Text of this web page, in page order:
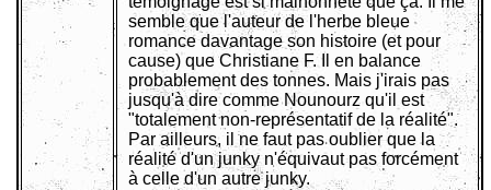
semble que l'auteur de l'herbe bleue
romance davantage son histoire (et pour
cause) que Christiane F. Il en balance
probablement des tonnes. Mais j'irais pas
jusqu'à dire comme Nounourz qu'il est
"totalement non-représentatif de la réalité".
Par ailleurs, il ne faut pas oublier que la
réalité d'un junky n'équivaut pas forcément
à celle d'un autre junky.